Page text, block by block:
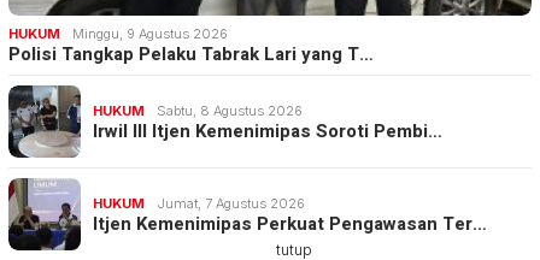
HUKUM Minggu, 9 Agustus 2026
Polisi Tangkap Pelaku Tabrak Lari yang T…
HUKUM Sabtu, 8 Agustus 2026
Irwil III Itjen Kemenimipas Soroti Pembi…
HUKUM Jumat, 7 Agustus 2026
Itjen Kemenimipas Perkuat Pengawasan Ter…
tutup